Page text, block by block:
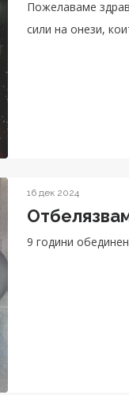
Пожелаваме
сили на онези,
16 дек 2024
9 години